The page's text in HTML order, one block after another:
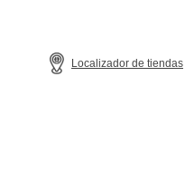
Localizador de tiendas